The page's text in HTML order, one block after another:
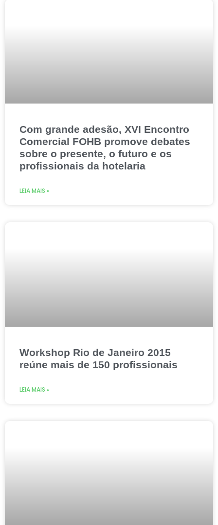
Com grande adesão, XVI Encontro
Comercial FOHB promove debates
sobre o presente, o futuro e os
profissionais da hotelaria
LEIA MAIS »
Workshop Rio de Janeiro 2015
reúne mais de 150 profissionais
LEIA MAIS »